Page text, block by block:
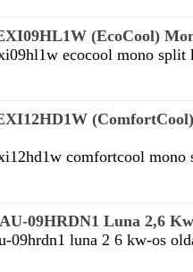
(EcoCool)
ecocool mono
comfortcool
09HRDN1 Luna 2,6
09hrdn1 luna 2 6 kw-os